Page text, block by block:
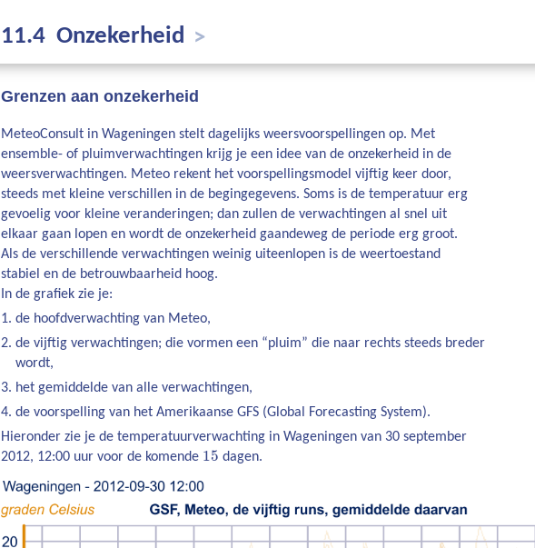
11.4 Onzekerheid >
Grenzen aan onzekerheid
MeteoConsult in Wageningen stelt dagelijks weersvoorspellingen op. Met
ensemble- of pluimverwachtingen krijg je een idee van de onzekerheid in de
weersverwachtingen. Meteo rekent het voorspellingsmodel vijftig keer door,
steeds met kleine verschillen in de begingegevens. Soms is de temperatuur erg
gevoelig voor kleine veranderingen; dan zullen de verwachtingen al snel uit
elkaar gaan lopen en wordt de onzekerheid gaandeweg de periode erg groot.
Als de verschillende verwachtingen weinig uiteenlopen is de weertoestand
stabiel en de betrouwbaarheid hoog.
In de grafiek zie je:
de hoofdverwachting van Meteo,
de vijftig verwachtingen; die vormen een “pluim” die naar rechts steeds breder
wordt,
het gemiddelde van alle verwachtingen,
de voorspelling van het Amerikaanse GFS (Global Forecasting System).
Hieronder zie je de temperatuurverwachting in Wageningen van 30 september
2012, 12:00 uur voor de komende 15 dagen.